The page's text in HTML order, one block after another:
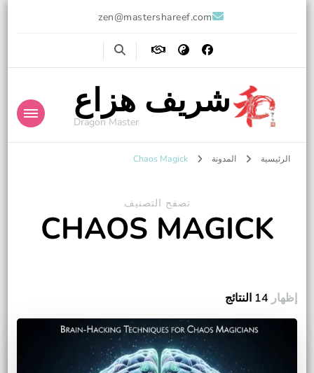
zen@mastershareef.com
شريف هزاع
Dragon Master
الرئيسية المدونة Chaos Magick
تصفح التصنيف
CHAOS MAGICK
إظهار 14 النتائج